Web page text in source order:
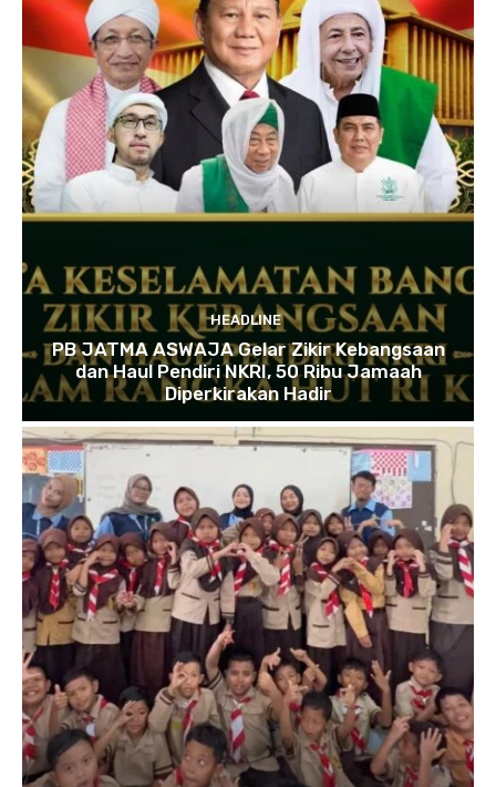
HEADLINE
PB JATMA ASWAJA Gelar Zikir Kebangsaan
dan Haul Pendiri NKRI, 50 Ribu Jamaah
Diperkirakan Hadir